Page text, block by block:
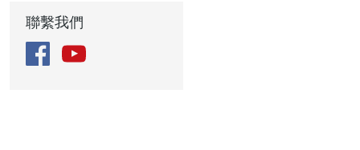
聯繫我們
FacebookYouTube